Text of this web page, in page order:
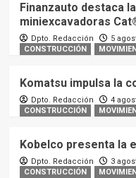
Finanzauto destaca
miniexcavadoras
Dpto. Redacción 5
CONSTRUCCIÓN
Komatsu impulsa la
Dpto. Redacción 4
CONSTRUCCIÓN
Kobelco presenta la
Dpto. Redacción 3
CONSTRUCCIÓN